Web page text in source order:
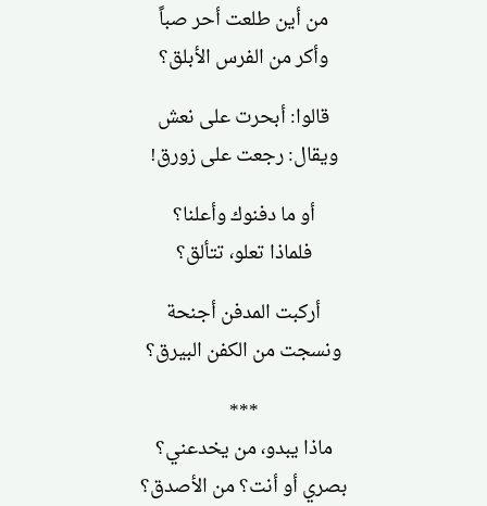
من أين طلعت أحر صباً
وأكر من الفرس الأبلق؟
قالوا: أبحرت على نعش
ويقال: رجعت على زورق!
أو ما دفنوك وأعلنا؟
فلماذا تعلو، تتألق؟
أركبت المدفن أجنحة
ونسجت من الكفن البيرق؟
***
ماذا يبدو، من يخدعني؟
بصري أو أنت؟ من الأصدق؟